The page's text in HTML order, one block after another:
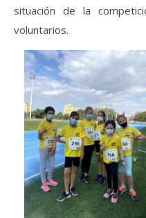
situación de la
voluntarios.